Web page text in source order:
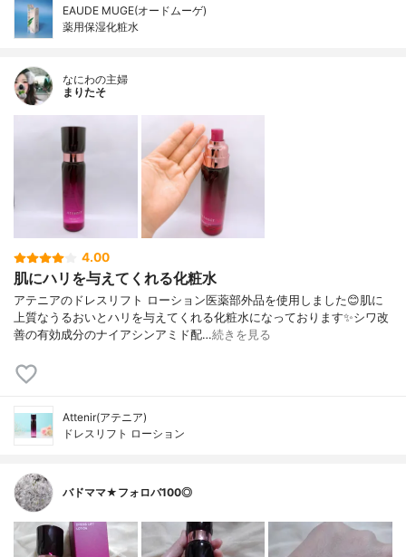
EAUDE MUGE(オードムーゲ)
薬用保湿化粧水
なにわの主婦
まりたそ
4.00
肌にハリを与えてくれる化粧水
アテニアのドレスリフト ローション医薬部外品を使用しました😊肌に
上質なうるおいとハリを与えてくれる化粧水になっております✨シワ改
善の有効成分のナイアシンアミド配…続きを見る
Attenir(アテニア)
ドレスリフト ローション
バドママ★フォロバ100◎